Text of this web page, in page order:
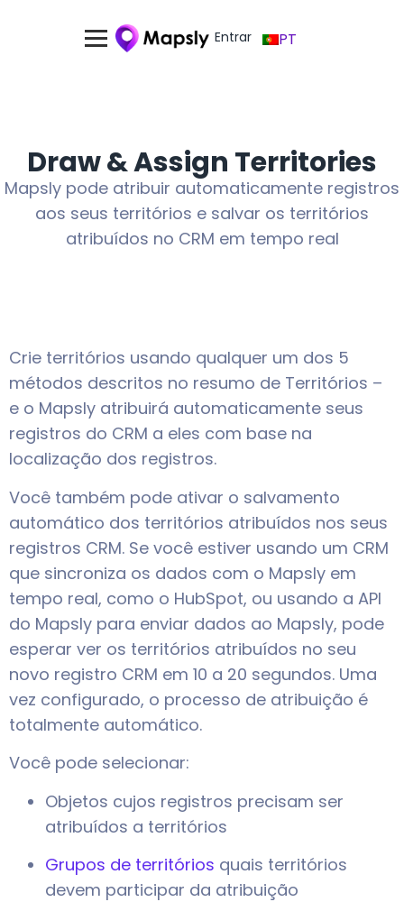
Entrar PT
Draw & Assign Territories
Mapsly pode atribuir automaticamente registros
aos seus territórios e salvar os territórios
atribuídos no CRM em tempo real
Crie territórios usando qualquer um dos 5
métodos descritos no resumo de Territórios –
e o Mapsly atribuirá automaticamente seus
registros do CRM a eles com base na
localização dos registros.
Você também pode ativar o salvamento
automático dos territórios atribuídos nos seus
registros CRM. Se você estiver usando um CRM
que sincroniza os dados com o Mapsly em
tempo real, como o HubSpot, ou usando a API
do Mapsly para enviar dados ao Mapsly, pode
esperar ver os territórios atribuídos no seu
novo registro CRM em 10 a 20 segundos. Uma
vez configurado, o processo de atribuição é
totalmente automático.
Você pode selecionar:
Objetos cujos registros precisam ser
atribuídos a territórios
Grupos de territórios quais territórios
devem participar da atribuição